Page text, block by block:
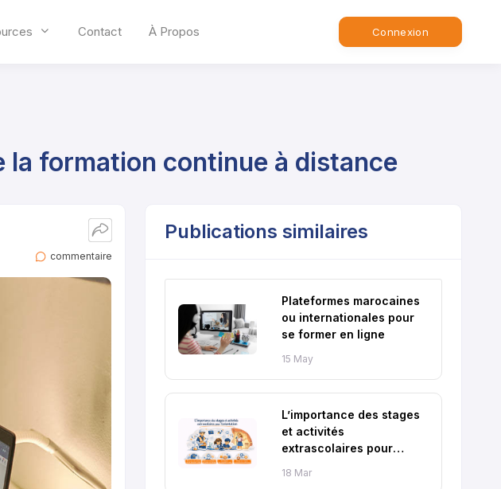
Contact À Propos Connexion
la formation continue à distance
commentaire
Publications similaires
Plateformes marocaines
ou internationales pour
se former en ligne
15 May
L’importance des stages
et activités
extrascolaires pour
18 Mar